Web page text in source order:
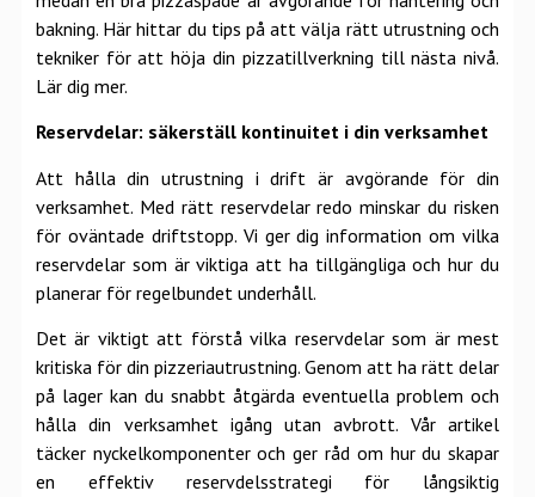
bakning. Här hittar du tips på att välja rätt utrustning och
tekniker för att höja din pizzatillverkning till nästa nivå.
Lär dig mer.
Reservdelar: säkerställ kontinuitet i din verksamhet
Att hålla din utrustning i drift är avgörande för din
verksamhet. Med rätt reservdelar redo minskar du risken
för oväntade driftstopp. Vi ger dig information om vilka
reservdelar som är viktiga att ha tillgängliga och hur du
planerar för regelbundet underhåll.
Det är viktigt att förstå vilka reservdelar som är mest
kritiska för din pizzeriautrustning. Genom att ha rätt delar
på lager kan du snabbt åtgärda eventuella problem och
hålla din verksamhet igång utan avbrott. Vår artikel
täcker nyckelkomponenter och ger råd om hur du skapar
en effektiv reservdelsstrategi för långsiktig